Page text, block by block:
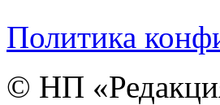
Политика
© НП